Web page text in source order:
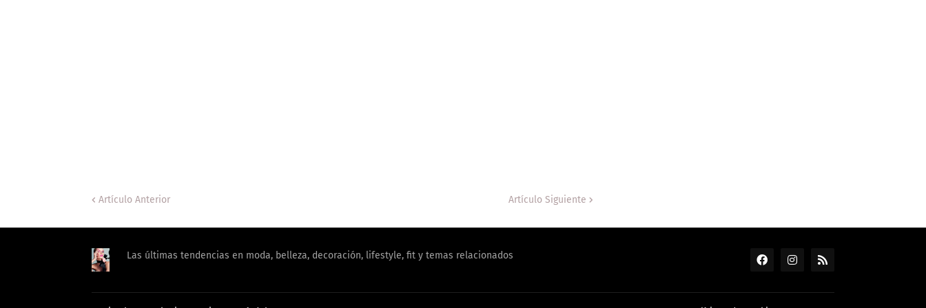
Artículo Anterior Artículo Siguiente
Las últimas tendencias en moda, belleza, decoración, lifestyle, fit y temas relacionados